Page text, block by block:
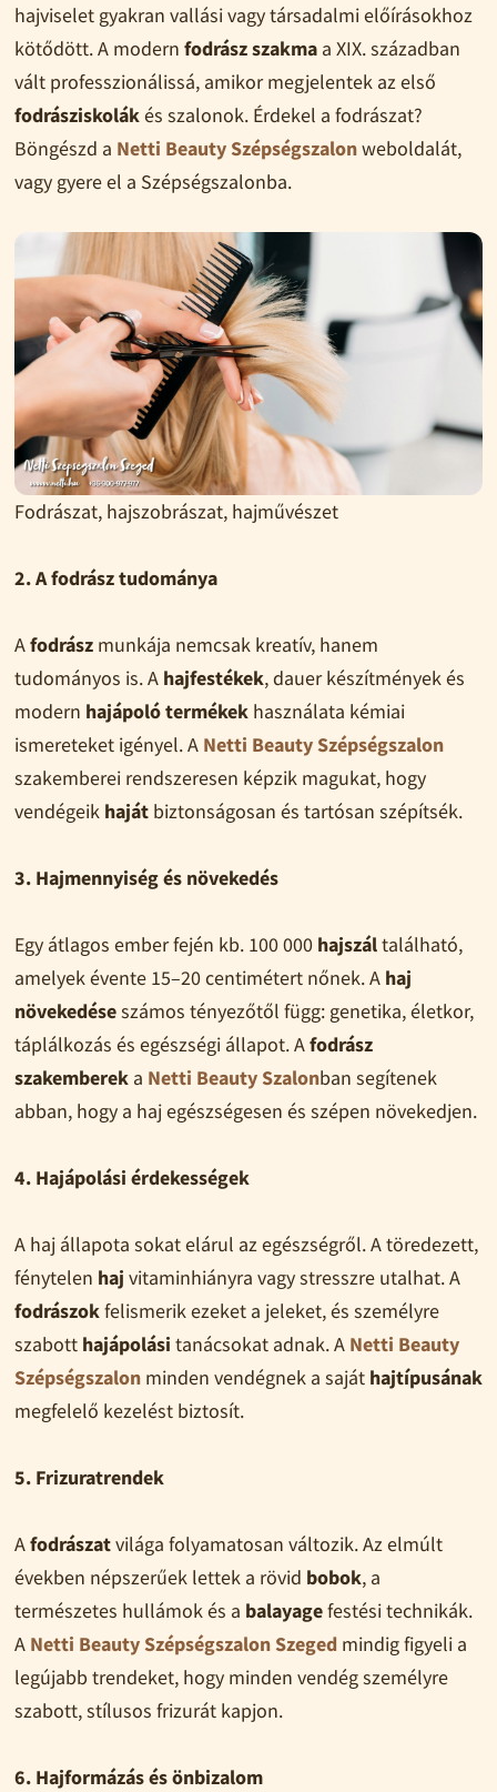
hajviselet gyakran vallási vagy társadalmi előírásokhoz
kötődött. A modern fodrász szakmaa XIX. században
vált professzionálissá, amikor megjelentek az első
fodrásziskolákés szalonok. Érdekel a fodrászat?
Böngészd a Netti Beauty Szépségszalonweboldalát,
vagy gyere el a Szépségszalonba.
Fodrászat, hajszobrászat, hajművészet
2. A fodrász tudománya
Afodrászmunkája nemcsak kreatív, hanem
tudományos is. A hajfestékek, dauer készítmények és
modern hajápoló termékekhasználata kémiai
ismereteket igényel. A Netti Beauty Szépségszalon
szakemberei rendszeresen képzik magukat, hogy
vendégeik hajátbiztonságosan és tartósan szépítsék.
3. Hajmennyiség és növekedés
Egy átlagos ember fején kb. 100 000 hajszáltalálható,
amelyek évente 15–20 centimétert nőnek. A haj
növekedéseszámos tényezőtől függ: genetika, életkor,
táplálkozás és egészségi állapot. Afodrász
szakembereka Netti Beauty Szalonban segítenek
abban, hogy a haj egészségesen és szépen növekedjen.
4. Hajápolási érdekességek
A haj állapota sokat elárul az egészségről. A töredezett,
fénytelen haj vitaminhiányra vagy stresszre utalhat. A
fodrászokfelismerik ezeket a jeleket, és személyre
szabott hajápolási tanácsokat adnak. A Netti Beauty
Szépségszalonminden vendégnek a saját hajtípusának
megfelelő kezelést biztosít.
5. Frizuratrendek
Afodrászatvilága folyamatosan változik. Az elmúlt
években népszerűek lettek a rövid bobok, a
természetes hullámok és a balayagefestési technikák.
A Netti Beauty Szépségszalon Szegedmindig figyeli a
legújabb trendeket, hogy minden vendég személyre
szabott, stílusos frizurát kapjon.
6. Hajformázás és önbizalom